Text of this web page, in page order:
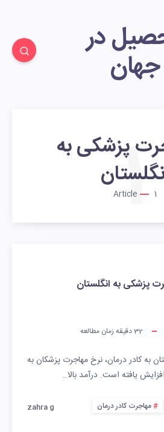
جهان
پزشکی به
1
1
پزشکی به انگلستان
32دقیقه زمان مطالعه
به کادر درمان، نرخ مهاجرت پزشکان به
یافته است. درآمد بالا…
مهاجرت کادر درمان zahra g